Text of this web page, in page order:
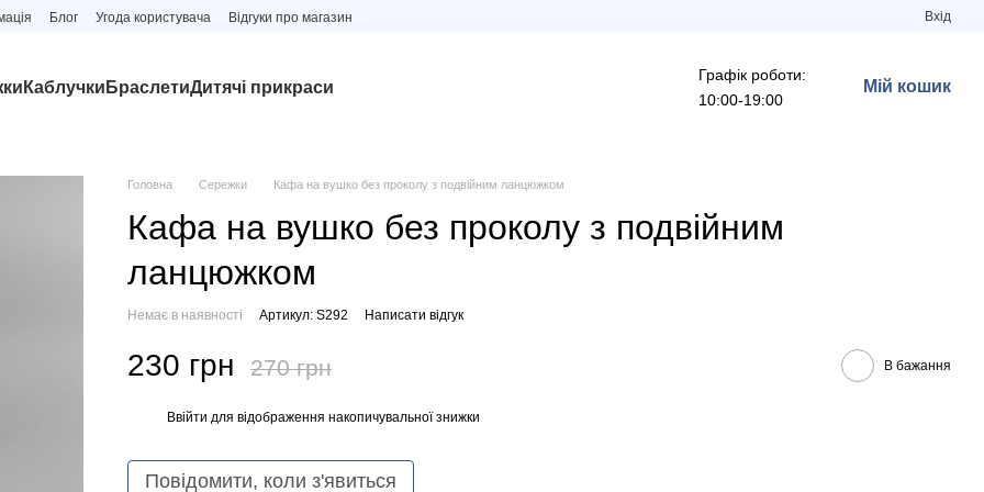
Блог Угода користувача Відгуки про магазин Вхід
Каблучки БраслетиДитячі прикраси
Графік роботи:
10:00-19:00
Мій кошик
Головна Сережки Кафа на вушко без проколу з подвійним ланцюжком
Кафа на вушко без проколу з подвійним
ланцюжком
Немає в наявності Артикул: S292 Написати відгук
230 грн 270 грн В бажання
Ввійти для відображення накопичувальної знижки
Повідомити, коли з'явиться